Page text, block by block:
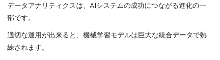
データアナリティクスは、AIシステムの成功につながる進化の一
部です。
適切な運用が出来ると、機械学習モデルは巨大な統合データで熟
練されます。